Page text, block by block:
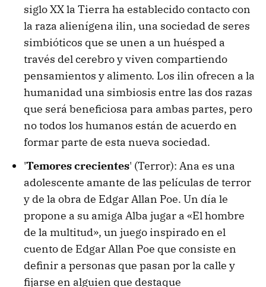
siglo XX la Tierra ha establecido contacto con
la raza alienígena ilin, una sociedad de seres
simbióticos que se unen a un huésped a
través del cerebro y viven compartiendo
pensamientos y alimento. Los ilin ofrecen a la
humanidad una simbiosis entre las dos razas
que será beneficiosa para ambas partes, pero
no todos los humanos están de acuerdo en
formar parte de esta nueva sociedad.
'Temores crecientes' (Terror): Ana es una
adolescente amante de las películas de terror
y de la obra de Edgar Allan Poe. Un día le
propone a su amiga Alba jugar a «El hombre
de la multitud», un juego inspirado en el
cuento de Edgar Allan Poe que consiste en
definir a personas que pasan por la calle y
fijarse en alguien que destaque